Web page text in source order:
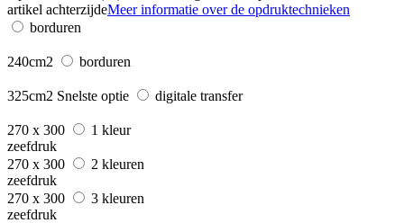
artikel achterzijdeMeer informatie over de opdruktechnieken
borduren
240cm2 borduren
325cm2 Snelste optie digitale transfer
270 x 300
1 kleur
zeefdruk
270 x 300
2 kleuren
zeefdruk
270 x 300
3 kleuren
zeefdruk